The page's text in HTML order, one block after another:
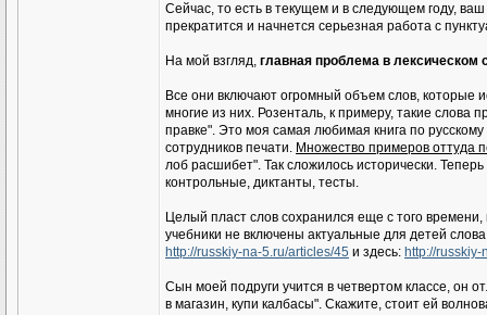
Сейчас, то есть в текущем и в следующем году,
прекратится и начнется серьезная работа с
На мой взгляд, главная проблема в лексическом
Все они включают огромный объем слов, которые
многие из них. Розенталь, к примеру, такие
правке". Это моя самая любимая книга по
сотрудников печати. Множество примеров оттуда
лоб расшибет". Так сложилось исторически. Теперь
контрольные, диктанты, тесты.
Целый пласт слов сохранился еще с того
учебники не включены актуальные для детей
http://russkiy-na-5.ru/articles/45 и здесь: http://
Сын моей подруги учится в четвертом классе, он
в магазин, купи калбасы". Скажите, стоит ей